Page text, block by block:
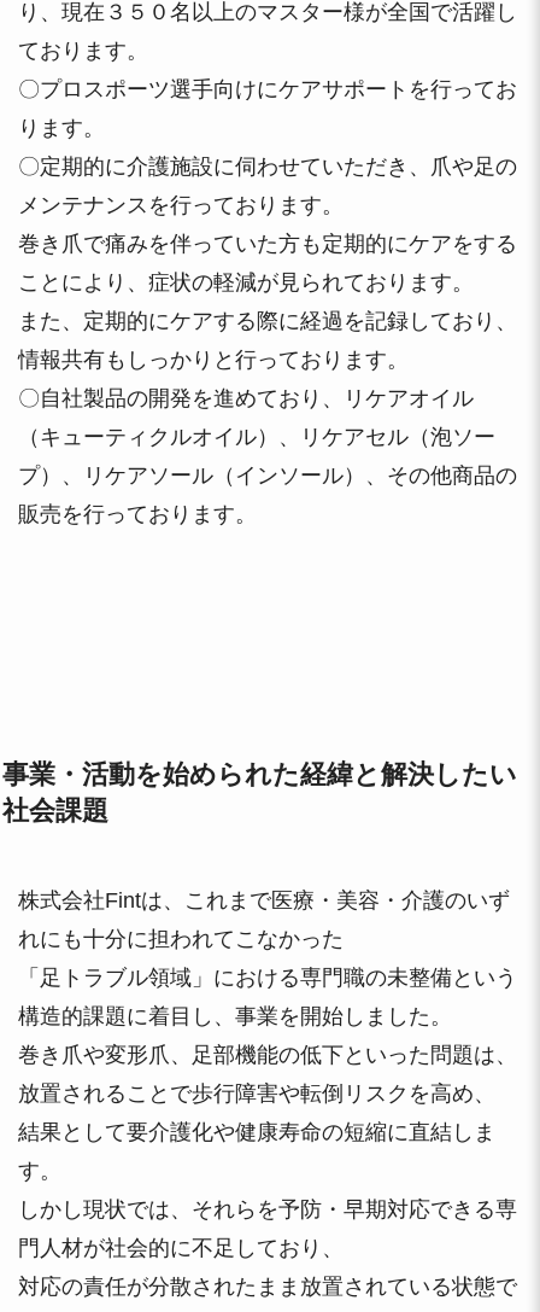
り、現在３５０名以上のマスター様が全国で活躍し
ております。
〇プロスポーツ選手向けにケアサポートを行ってお
ります。
〇定期的に介護施設に伺わせていただき、爪や足の
メンテナンスを行っております。
巻き爪で痛みを伴っていた方も定期的にケアをする
ことにより、症状の軽減が見られております。
また、定期的にケアする際に経過を記録しており、
情報共有もしっかりと行っております。
〇自社製品の開発を進めており、リケアオイル
（キューティクルオイル）、リケアセル（泡ソー
プ）、リケアソール（インソール）、その他商品の
販売を行っております。
事業・活動を始められた経緯と解決したい
社会課題
株式会社Fintは、これまで医療・美容・介護のいず
れにも十分に担われてこなかった
「足トラブル領域」における専門職の未整備という
構造的課題に着目し、事業を開始しました。
巻き爪や変形爪、足部機能の低下といった問題は、
放置されることで歩行障害や転倒リスクを高め、
結果として要介護化や健康寿命の短縮に直結しま
す。
しかし現状では、それらを予防・早期対応できる専
門人材が社会的に不足しており、
対応の責任が分散されたまま放置されている状態で